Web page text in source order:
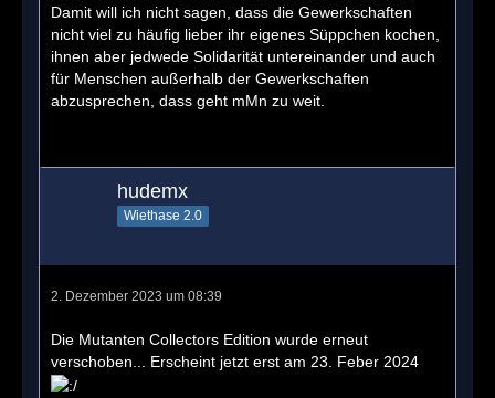
Damit will ich nicht sagen, dass die Gewerkschaften
nicht viel zu häufig lieber ihr eigenes Süppchen kochen,
ihnen aber jedwede Solidarität untereinander und auch
für Menschen außerhalb der Gewerkschaften
abzusprechen, dass geht mMn zu weit.
hudemx
Wiethase 2.0
2. Dezember 2023 um 08:39
Die Mutanten Collectors Edition wurde erneut
verschoben... Erscheint jetzt erst am 23. Feber 2024